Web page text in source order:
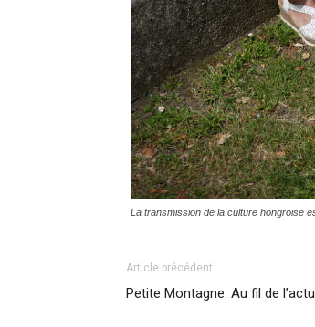
La transmission de la culture hongroise
Article précédent
Petite Montagne. Au fil de l’actu